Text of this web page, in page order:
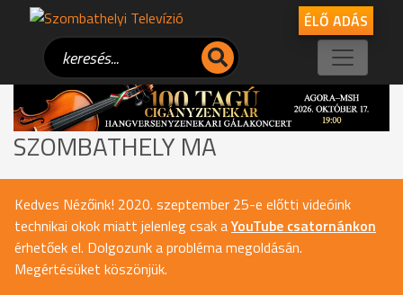
ÉLŐ ADÁS
SZOMBATHELY MA
Kedves Nézőink! 2020. szeptember 25-e előtti videóink
technikai okok miatt jelenleg csak aYouTube csatornánkon
érhetőek el. Dolgozunk a probléma megoldásán.
Megértésüket köszönjük.